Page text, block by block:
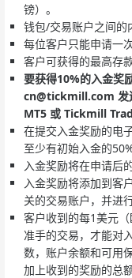
镑）。
钱包/交易账户之间的
每位客户只能申请一
客户可获得的最高存
要获得10%的入金奖
cn@tickmill.com 发
MT5 或 Tickmill
在提交入金奖励的电
至少有初始入金的
入金奖励将在申请后
入金奖励将添加到客
关的交易账户，并进
客户收到的每1美元
准手的交易，才能对
数，账户余额和可用
加上收到的奖励的总